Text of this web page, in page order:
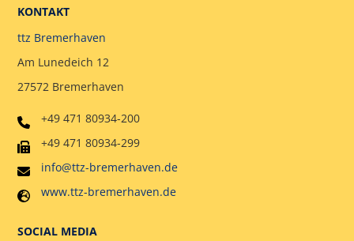
KONTAKT
ttz Bremerhaven
Am Lunedeich 12
27572 Bremerhaven
+49 471 80934-200
+49 471 80934-299
info@ttz-bremerhaven.de
www.ttz-bremerhaven.de
SOCIAL MEDIA